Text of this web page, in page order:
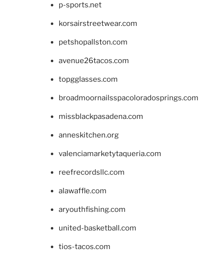
p-sports.net
korsairstreetwear.com
petshopallston.com
avenue26tacos.com
topgglasses.com
broadmoornailsspacoloradosprings.com
missblackpasadena.com
anneskitchen.org
valenciamarketytaqueria.com
reefrecordsllc.com
alawaffle.com
aryouthfishing.com
united-basketball.com
tios-tacos.com